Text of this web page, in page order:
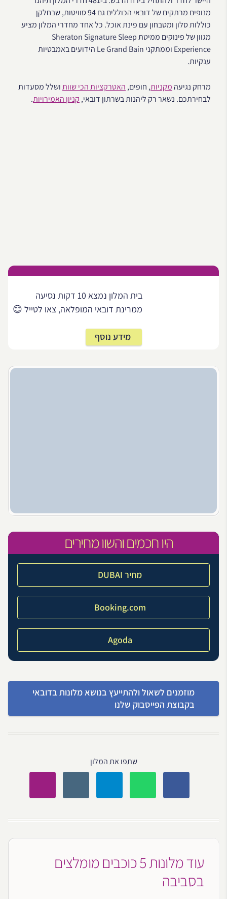
מנופים מרתקים של דובאי הכוללים גם 94 סוויטות, שבחלקן
כוללות סלון ומטבחון עם פינת אוכל. כל אחד מחדרי המלון מציע
מגוון של פינוקים ממיטת Sheraton Signature Sleep
Experience וממתקני Le Grand Bain הידועים באמבטיות
ענקיות.
מרחק נגיעה מקניות, חופים, האטרקציות הכי שוותושלל מסעדות
לבחירתכם. נשאר רק ליהנות בשרתון דובאי, קניון האמירויות.
בית המלון נמצא 10 דקות נסיעה
ממרינת דובאי המופלאה, צאו לטייל 😊
מידע נוסף
היו חכמים והשוו מחירים
מחיר DUBAI
Booking.com
Agoda
מוזמנים לשאול ולהתייעץ בנושא מלונות בדובאי
בקבוצת הפייסבוק שלנו
שתפו את המלון
עוד מלונות 5 כוכבים מומלצים
בסביבה